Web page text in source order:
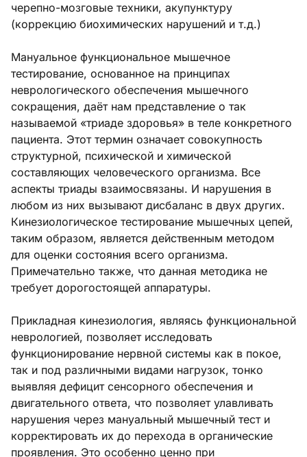
черепно-мозговые техники, акупунктуру
(коррекцию биохимических нарушений и т.д.)
Мануальное функциональное мышечное
тестирование, основанное на принципах
неврологического обеспечения мышечного
сокращения, даёт нам представление о так
называемой «триаде здоровья» в теле конкретного
пациента. Этот термин означает совокупность
структурной, психической и химической
составляющих человеческого организма. Все
аспекты триады взаимосвязаны. И нарушения в
любом из них вызывают дисбаланс в двух других.
Кинезиологическое тестирование мышечных цепей,
таким образом, является действенным методом
для оценки состояния всего организма.
Примечательно также, что данная методика не
требует дорогостоящей аппаратуры.
Прикладная кинезиология, являясь функциональной
неврологией, позволяет исследовать
функционирование нервной системы как в покое,
так и под различными видами нагрузок, тонко
выявляя дефицит сенсорного обеспечения и
двигательного ответа, что позволяет улавливать
нарушения через мануальный мышечный тест и
корректировать их до перехода в органические
проявления. Это особенно ценно при